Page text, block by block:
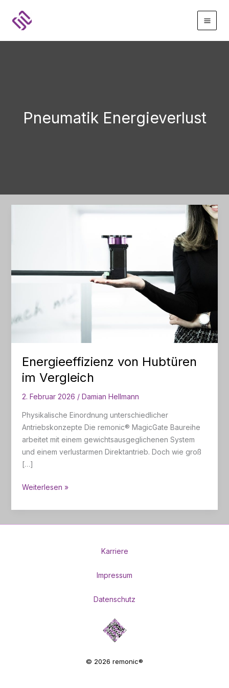
Inhalt
springen
Pneumatik Energieverlust
Energieeffizienz von Hubtüren
im Vergleich
2. Februar 2026 / Damian Hellmann
Physikalische Einordnung unterschiedlicher
Antriebskonzepte Die remonic® MagicGate Baureihe
arbeitet mit einem gewichtsausgeglichenen System
und einem verlustarmen Direktantrieb. Doch wie groß
[…]
Energieeffizienz
Hubtüren
im
Weiterlesen »
Karriere
Impressum
Datenschutz
© 2026 remonic®